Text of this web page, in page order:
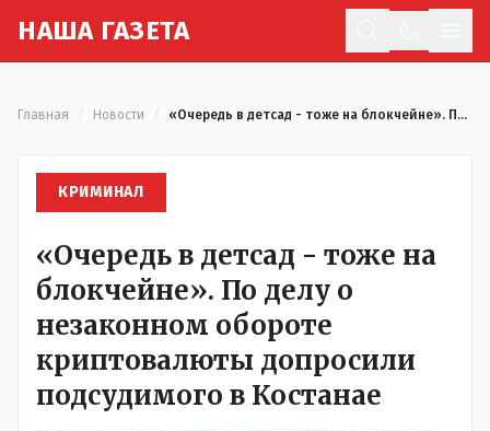
НАША ГАЗЕТА
Главная Новости «Очередь в детсад - тоже на блокчейне». По делу о незаконном обороте криптовалюты допросили подсудимого в Костанае
КРИМИНАЛ
«Очередь в детсад - тоже на
блокчейне». По делу о
незаконном обороте
криптовалюты допросили
подсудимого в Костанае